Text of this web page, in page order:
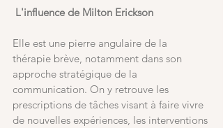
L'influence de Milton Erickson
Elle est une pierre angulaire de la
thérapie brève, notamment dans son
approche stratégique de la
communication. On y retrouve les
prescriptions de tâches visant à faire vivre
de nouvelles expériences, les interventions